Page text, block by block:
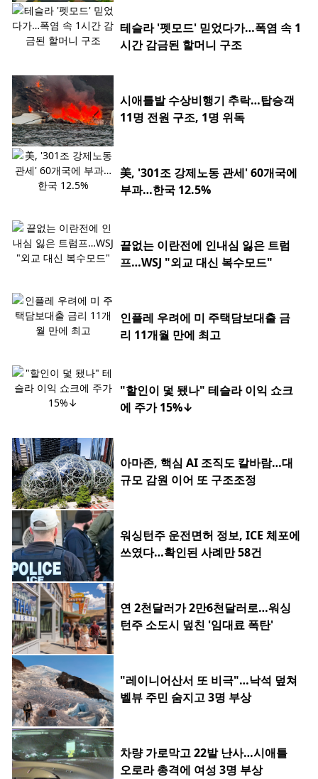
테슬라 '펫모드' 믿었다가…폭염 속 1
시간 감금된 할머니 구조
시애틀발 수상비행기 추락…탑승객
11명 전원 구조, 1명 위독
美, '301조 강제노동 관세' 60개국에
부과…한국 12.5%
끝없는 이란전에 인내심 잃은 트럼
프…WSJ "외교 대신 복수모드"
인플레 우려에 미 주택담보대출 금
리 11개월 만에 최고
"할인이 덫 됐나" 테슬라 이익 쇼크
에 주가 15%↓
아마존, 핵심 AI 조직도 칼바람…대
규모 감원 이어 또 구조조정
워싱턴주 운전면허 정보, ICE 체포에
쓰였다…확인된 사례만 58건
연 2천달러가 2만6천달러로…워싱
턴주 소도시 덮친 '임대료 폭탄'
"레이니어산서 또 비극"…낙석 덮쳐
벨뷰 주민 숨지고 3명 부상
차량 가로막고 22발 난사…시애틀
오로라 총격에 여성 3명 부상